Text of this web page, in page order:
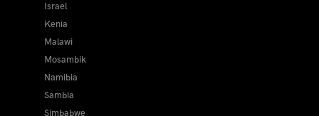
Israel
Kenia
Malawi
Mosambik
Namibia
Sambia
Simbabwe